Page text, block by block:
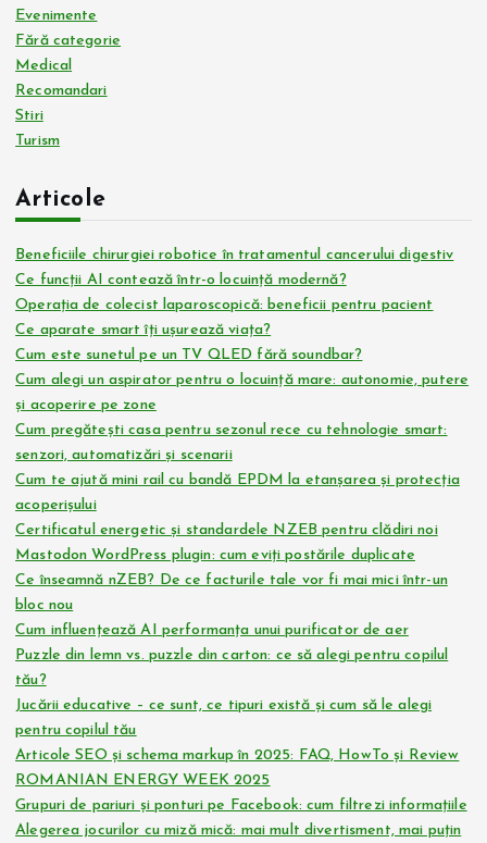
a
r
t
i
c
o
l
e
Evenimente
Fără categorie
Medical
Recomandari
Stiri
Turism
Articole
Beneficiile chirurgiei robotice în tratamentul cancerului digestiv
Ce funcții AI contează într-o locuință modernă?
Operația de colecist laparoscopică: beneficii pentru pacient
Ce aparate smart îți ușurează viața?
Cum este sunetul pe un TV QLED fără soundbar?
Cum alegi un aspirator pentru o locuință mare: autonomie, putere
și acoperire pe zone
Cum pregătești casa pentru sezonul rece cu tehnologie smart:
senzori, automatizări și scenarii
Cum te ajută mini rail cu bandă EPDM la etanșarea și protecția
acoperișului
Certificatul energetic și standardele NZEB pentru clădiri noi
Mastodon WordPress plugin: cum eviți postările duplicate
Ce înseamnă nZEB? De ce facturile tale vor fi mai mici într-un
bloc nou
Cum influențează AI performanța unui purificator de aer
Puzzle din lemn vs. puzzle din carton: ce să alegi pentru copilul
tău?
Jucării educative – ce sunt, ce tipuri există și cum să le alegi
pentru copilul tău
Articole SEO și schema markup în 2025: FAQ, HowTo și Review
ROMANIAN ENERGY WEEK 2025
Grupuri de pariuri și ponturi pe Facebook: cum filtrezi informațiile
Alegerea jocurilor cu miză mică: mai mult divertisment, mai puțin